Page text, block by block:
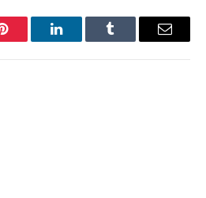
Pinterest LinkedInTumblr Email